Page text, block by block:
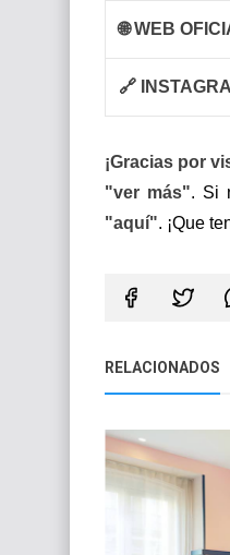
🌐 WEB
🔗
¡Gracias por
"ver más". Si
"aquí". ¡Que
RELACIONADOS